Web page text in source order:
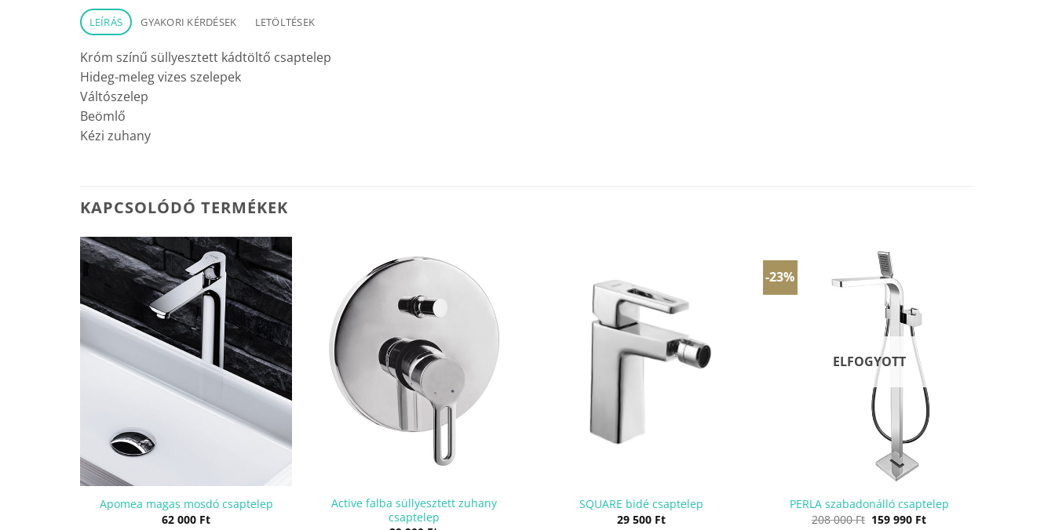
LEÍRÁS GYAKORI KÉRDÉSEK LETÖLTÉSEK
Króm színű süllyesztett kádtöltő csaptelep
Hideg-meleg vizes szelepek
Váltószelep
Beömlő
Kézi zuhany
KAPCSOLÓDÓ TERMÉKEK
Apomea magas mosdó csaptelep
62 000 Ft
Active falba süllyesztett zuhany
csaptelep
SQUARE bidé csaptelep
29 500 Ft
-23%
ELFOGYOTT
PERLA szabadonálló csaptelep
208 000Ft Original
159 990 FtCurrent